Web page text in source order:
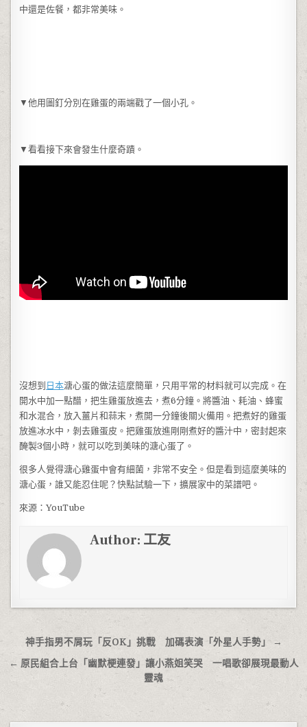
中還是佐餐，都非常美味。
▼他用圖釘分別在雞蛋的兩端戳了一個小孔。
▼看看接下來會發生什麼奇蹟。
沒想到 日本溏心蛋的做法這麼簡單，只用平常的材料就可以完成。在
開水中加一點醋，把生雞蛋放進去，煮6分鐘。將醬油、耗油、蜂蜜
和水混合，放入薑片和蒜末，煮開一分鐘後關火備用。把煮好的雞蛋
放進冰水中，剝去雞蛋皮。把雞蛋放進剛剛煮好的醬汁中，密封起來
醃製3個小時，就可以吃到美味的溏心蛋了。
很多人覺得溏心雞蛋中會有細菌，非常不安全。但是看到這麼美味的
溏心蛋，誰又能忍住呢？快點試驗一下，擴展家中的菜譜吧。
來源：YouTube
Author: 工友
文章導覽
神手指男不屑玩「反OK」挑戰 加碼表演「外星人手勢」 →
← 原民組合上台「幽默梗連發」讓小燕姐笑哭 一唱歌卻展現最動人
靈魂